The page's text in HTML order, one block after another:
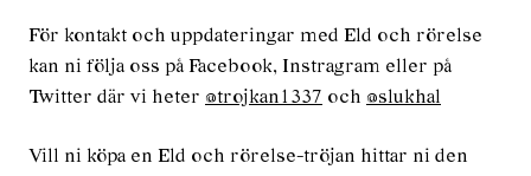
För kontakt och uppdateringar med Eld och rörelse
kan ni följa oss på Facebook, Instragram eller på
Twitter där vi heter @trojkan1337 och @slukhal
Vill ni köpa en Eld och rörelse-tröjan hittar ni den